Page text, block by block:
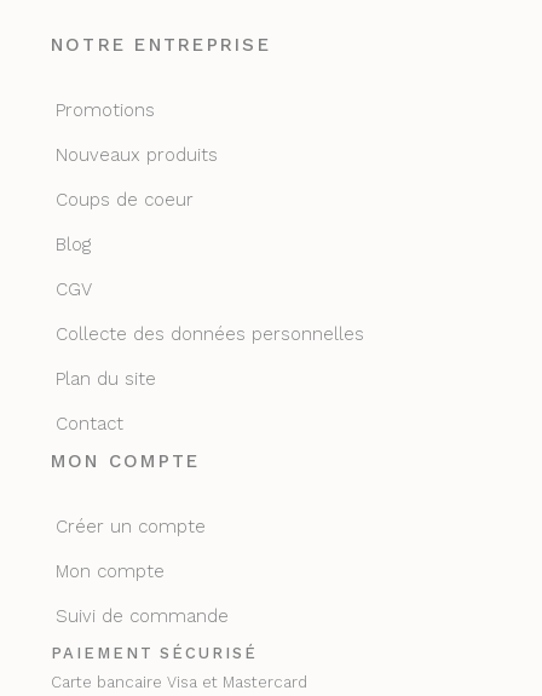
NOTRE ENTREPRISE
Promotions
Nouveaux produits
Coups de coeur
Blog
CGV
Collecte des données personnelles
Plan du site
Contact
MON COMPTE
Créer un compte
Mon compte
Suivi de commande
PAIEMENT SÉCURISÉ
Carte bancaire Visa et Mastercard